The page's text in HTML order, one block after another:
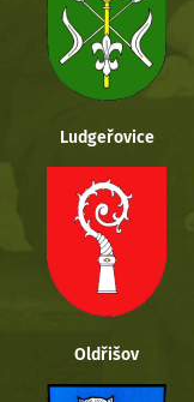
Ludgeřovice
Oldřišov